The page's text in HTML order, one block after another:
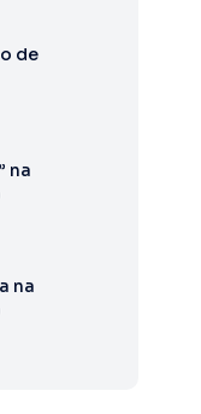
de
na
na